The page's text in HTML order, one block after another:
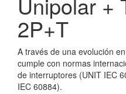
2P+T
A través de una evolución
cumple con normas
de interruptores (UNIT IEC
IEC 60884).